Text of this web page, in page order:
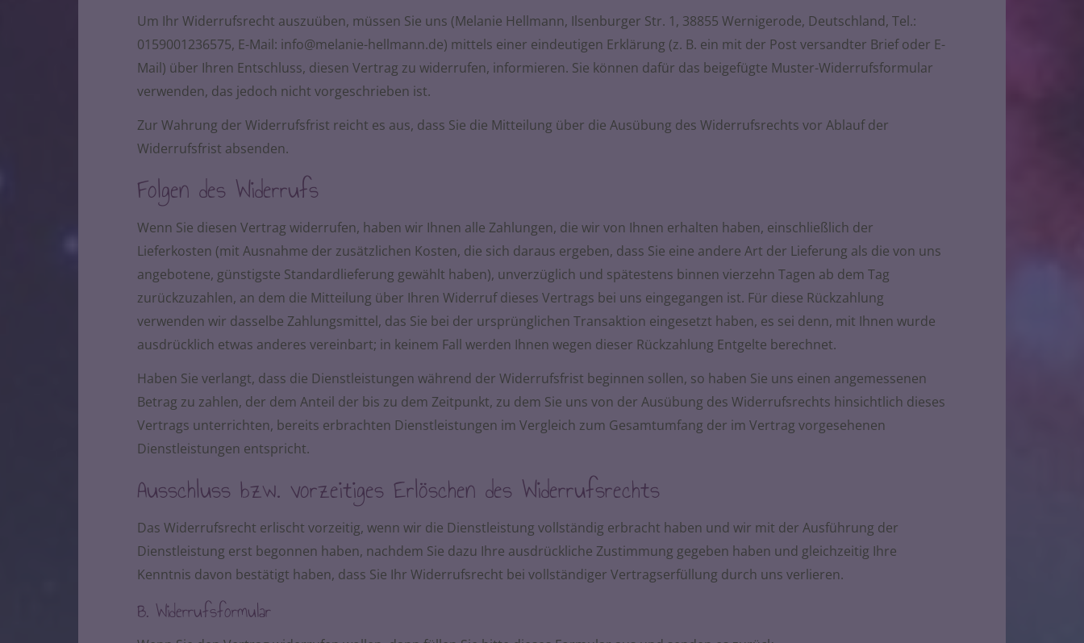
Um Ihr Widerrufsrecht auszuüben, müssen Sie uns (Melanie Hellmann, Ilsenburger Str. 1, 38855 Wernigerode, Deutschland, Tel.:
0159001236575, E-Mail: info@melanie-hellmann.de) mittels einer eindeutigen Erklärung (z. B. ein mit der Post versandter Brief oder E-
Mail) über Ihren Entschluss, diesen Vertrag zu widerrufen, informieren. Sie können dafür das beigefügte Muster-Widerrufsformular
verwenden, das jedoch nicht vorgeschrieben ist.
Zur Wahrung der Widerrufsfrist reicht es aus, dass Sie die Mitteilung über die Ausübung des Widerrufsrechts vor Ablauf der
Widerrufsfrist absenden.
Folgen des Widerrufs
Wenn Sie diesen Vertrag widerrufen, haben wir Ihnen alle Zahlungen, die wir von Ihnen erhalten haben, einschließlich der
Lieferkosten (mit Ausnahme der zusätzlichen Kosten, die sich daraus ergeben, dass Sie eine andere Art der Lieferung als die von uns
angebotene, günstigste Standardlieferung gewählt haben), unverzüglich und spätestens binnen vierzehn Tagen ab dem Tag
zurückzuzahlen, an dem die Mitteilung über Ihren Widerruf dieses Vertrags bei uns eingegangen ist. Für diese Rückzahlung
verwenden wir dasselbe Zahlungsmittel, das Sie bei der ursprünglichen Transaktion eingesetzt haben, es sei denn, mit Ihnen wurde
ausdrücklich etwas anderes vereinbart; in keinem Fall werden Ihnen wegen dieser Rückzahlung Entgelte berechnet.
Haben Sie verlangt, dass die Dienstleistungen während der Widerrufsfrist beginnen sollen, so haben Sie uns einen angemessenen
Betrag zu zahlen, der dem Anteil der bis zu dem Zeitpunkt, zu dem Sie uns von der Ausübung des Widerrufsrechts hinsichtlich dieses
Vertrags unterrichten, bereits erbrachten Dienstleistungen im Vergleich zum Gesamtumfang der im Vertrag vorgesehenen
Dienstleistungen entspricht.
Ausschluss bzw. vorzeitiges Erlöschen des Widerrufsrechts
Das Widerrufsrecht erlischt vorzeitig, wenn wir die Dienstleistung vollständig erbracht haben und wir mit der Ausführung der
Dienstleistung erst begonnen haben, nachdem Sie dazu Ihre ausdrückliche Zustimmung gegeben haben und gleichzeitig Ihre
Kenntnis davon bestätigt haben, dass Sie Ihr Widerrufsrecht bei vollständiger Vertragserfüllung durch uns verlieren.
B. Widerrufsformular